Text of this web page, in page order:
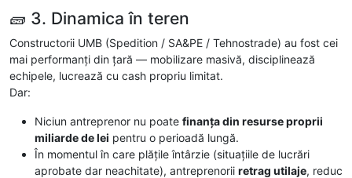
🧱 3. Dinamica în teren
Constructorii UMB (Spedition / SA&PE / Tehnostrade) au fost cei
mai performanți din țară — mobilizare masivă, disciplinează
echipele, lucrează cu cash propriu limitat.
Dar:
Niciun antreprenor nu poate finanța din resurse proprii
miliarde de lei pentru o perioadă lungă.
În momentul în care plățile întârzie (situațiile de lucrări
aprobate dar neachitate), antreprenorii retrag utilaje, reduc